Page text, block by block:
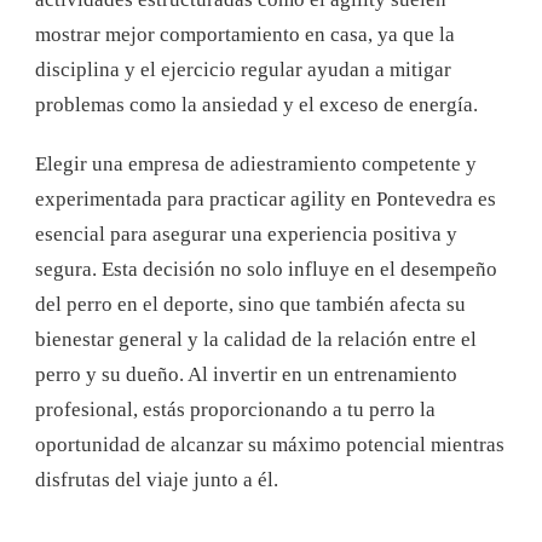
mostrar mejor comportamiento en casa, ya que la
disciplina y el ejercicio regular ayudan a mitigar
problemas como la ansiedad y el exceso de energía.
Elegir una empresa de adiestramiento competente y
experimentada para practicar agility en Pontevedra es
esencial para asegurar una experiencia positiva y
segura. Esta decisión no solo influye en el desempeño
del perro en el deporte, sino que también afecta su
bienestar general y la calidad de la relación entre el
perro y su dueño. Al invertir en un entrenamiento
profesional, estás proporcionando a tu perro la
oportunidad de alcanzar su máximo potencial mientras
disfrutas del viaje junto a él.